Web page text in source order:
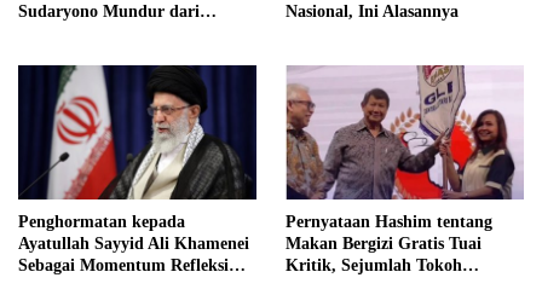
Sudaryono Mundur dari
Independensi Badan Gizi
Nasional
Nasional, Ini Alasannya
Penghormatan kepada
Ayatullah Sayyid Ali Khamenei
Sebagai Momentum Refleksi
Pernyataan Hashim tentang
Makan Bergizi Gratis Tuai
Kritik, Sejumlah Tokoh